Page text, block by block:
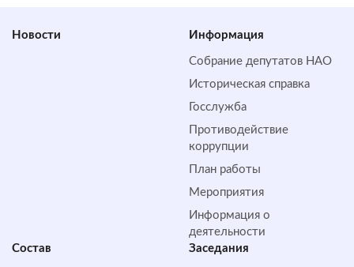
Новости Информация
Собрание депутатов НАО
Историческая справка
Госслужба
Противодействие
коррупции
План работы
Мероприятия
Информация о
деятельности
Состав
Заседания